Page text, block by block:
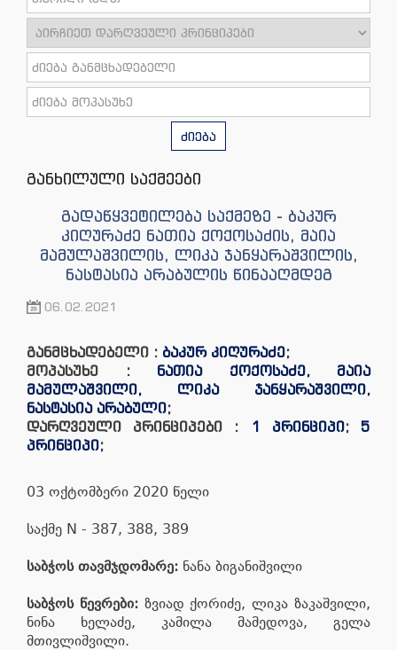
ძიება
განხილული საქმეები
გადაწყვეტილება საქმეზე - ბაკურ
კიღურაძე ნათია ქოქოსაძის, მაია
მამულაშვილის, ლიკა ჯანყარაშვილის,
ნასტასია არაბულის წინააღმდეგ
06.02.2021
განმცხადებელი : ბაკურ კიღურაძე;
მოპასუხე : ნათია ქოქოსაძე, მაია
მამულაშვილი, ლიკა ჯანყარაშვილი,
ნასტასია არაბული;
დარღვეული პრინციპები :
1 პრინციპი; 5
პრინციპი;
03 ოქტომბერი 2020 წელი
საქმე N - 387, 388, 389
საბჭოს თავმჯდომარე: ნანა ბიგანიშვილი
საბჭოს წევრები:ზვიად ქორიძე, ლიკა ზაკაშვილი,
ნინა ხელაძე, კამილა მამედოვა, გელა
მთივლიშვილი.